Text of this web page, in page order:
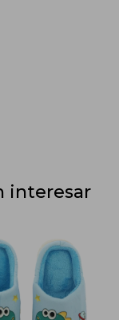
interesar